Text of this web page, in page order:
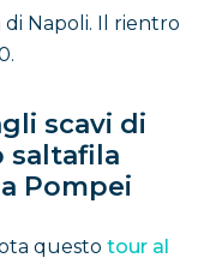
Napoli. Il rientro
scavi di
saltafila
Pompei
questo tour al